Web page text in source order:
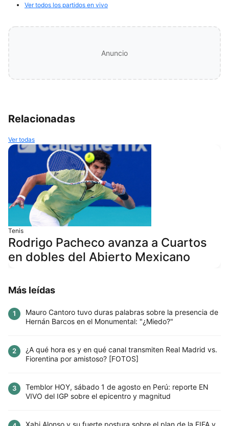
Ver todos los partidos en vivo
Anuncio
Relacionadas
Ver todas
Tenis
Rodrigo Pacheco avanza a Cuartos
en dobles del Abierto Mexicano
Más leídas
1
Mauro Cantoro tuvo duras palabras sobre la presencia de
Hernán Barcos en el Monumental: "¿Miedo?"
2
¿A qué hora es y en qué canal transmiten Real Madrid vs.
Fiorentina por amistoso? [FOTOS]
3
Temblor HOY, sábado 1 de agosto en Perú: reporte EN
VIVO del IGP sobre el epicentro y magnitud
Xabi Alonso y su fuerte postura sobre el plan de la FIFA y